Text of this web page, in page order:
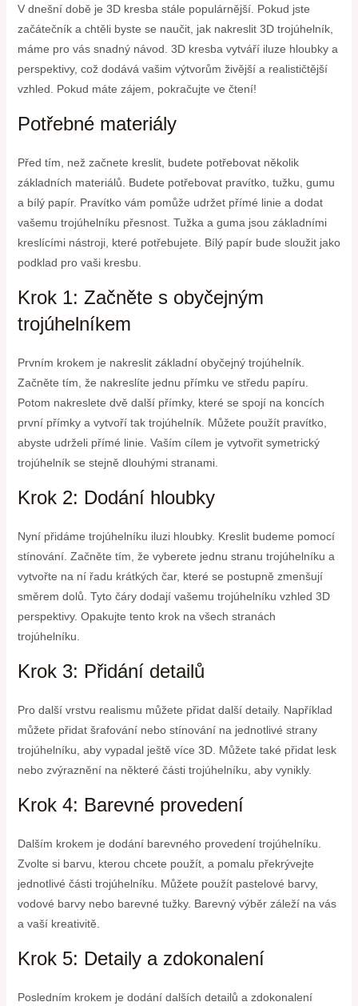
V dnešní době je 3D kresba stále populárnější. Pokud jste
začátečník a chtěli byste se naučit, jak nakreslit 3D trojúhelník,
máme pro vás snadný návod. 3D kresba vytváří iluze hloubky a
perspektivy, což dodává vašim výtvorům živější a realističtější
vzhled. Pokud máte zájem, pokračujte ve čtení!
Potřebné materiály
Před tím, než začnete kreslit, budete potřebovat několik
základních materiálů. Budete potřebovat pravítko, tužku, gumu
a bílý papír. Pravítko vám pomůže udržet přímé linie a dodat
vašemu trojúhelníku přesnost. Tužka a guma jsou základními
kreslícími nástroji, které potřebujete. Bílý papír bude sloužit jako
podklad pro vaši kresbu.
Krok 1: Začněte s obyčejným
trojúhelníkem
Prvním krokem je nakreslit základní obyčejný trojúhelník.
Začněte tím, že nakreslíte jednu přímku ve středu papíru.
Potom nakreslete dvě další přímky, které se spojí na koncích
první přímky a vytvoří tak trojúhelník. Můžete použít pravítko,
abyste udrželi přímé linie. Vaším cílem je vytvořit symetrický
trojúhelník se stejně dlouhými stranami.
Krok 2: Dodání hloubky
Nyní přidáme trojúhelníku iluzi hloubky. Kreslit budeme pomocí
stínování. Začněte tím, že vyberete jednu stranu trojúhelníku a
vytvořte na ní řadu krátkých čar, které se postupně zmenšují
směrem dolů. Tyto čáry dodají vašemu trojúhelníku vzhled 3D
perspektivy. Opakujte tento krok na všech stranách
trojúhelníku.
Krok 3: Přidání detailů
Pro další vrstvu realismu můžete přidat další detaily. Například
můžete přidat šrafování nebo stínování na jednotlivé strany
trojúhelníku, aby vypadal ještě více 3D. Můžete také přidat lesk
nebo zvýraznění na některé části trojúhelníku, aby vynikly.
Krok 4: Barevné provedení
Dalším krokem je dodání barevného provedení trojúhelníku.
Zvolte si barvu, kterou chcete použít, a pomalu překrývejte
jednotlivé části trojúhelníku. Můžete použít pastelové barvy,
vodové barvy nebo barevné tužky. Barevný výběr záleží na vás
a vaší kreativitě.
Krok 5: Detaily a zdokonalení
Posledním krokem je dodání dalších detailů a zdokonalení